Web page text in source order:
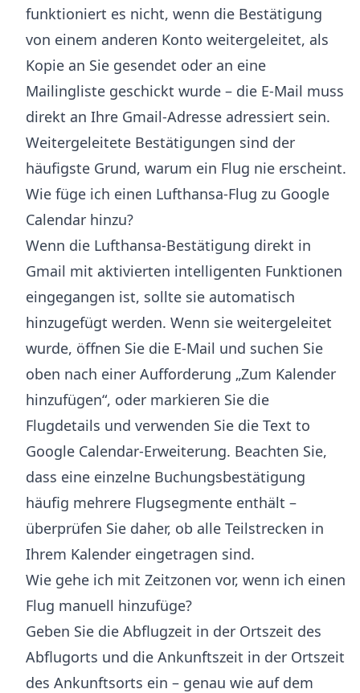
funktioniert es nicht, wenn die Bestätigung
von einem anderen Konto weitergeleitet, als
Kopie an Sie gesendet oder an eine
Mailingliste geschickt wurde – die E-Mail muss
direkt an Ihre Gmail-Adresse adressiert sein.
Weitergeleitete Bestätigungen sind der
häufigste Grund, warum ein Flug nie erscheint.
Wie füge ich einen Lufthansa-Flug zu Google
Calendar hinzu?
Wenn die Lufthansa-Bestätigung direkt in
Gmail mit aktivierten intelligenten Funktionen
eingegangen ist, sollte sie automatisch
hinzugefügt werden. Wenn sie weitergeleitet
wurde, öffnen Sie die E-Mail und suchen Sie
oben nach einer Aufforderung „Zum Kalender
hinzufügen“, oder markieren Sie die
Flugdetails und verwenden Sie die Text to
Google Calendar-Erweiterung. Beachten Sie,
dass eine einzelne Buchungsbestätigung
häufig mehrere Flugsegmente enthält –
überprüfen Sie daher, ob alle Teilstrecken in
Ihrem Kalender eingetragen sind.
Wie gehe ich mit Zeitzonen vor, wenn ich einen
Flug manuell hinzufüge?
Geben Sie die Abflugzeit in der Ortszeit des
Abflugorts und die Ankunftszeit in der Ortszeit
des Ankunftsorts ein – genau wie auf dem